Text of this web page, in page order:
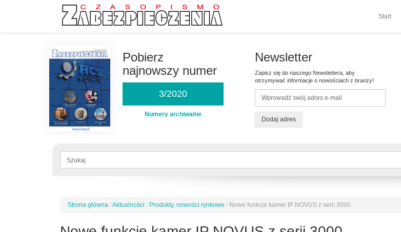
Start
Pobierz
najnowszy numer
3/2020
Numery archiwalne
Newsletter
Zapisz się do naszego Newslettera, aby
otrzymywać informacje o nowościach z branży!
Dodaj adres
Formularz
Jesteś
Strona główna /Aktualności / Produkty, nowości rynkowe / Nowe funkcje kamer IP NOVUS z serii 3000